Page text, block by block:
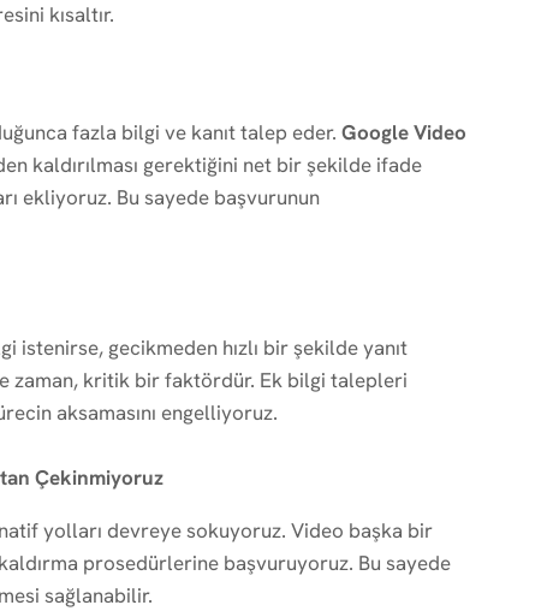
kısaltır.
fazla bilgi ve kanıt talep eder. Google Video
kaldırılması gerektiğini net bir şekilde ifade
ekliyoruz. Bu sayede başvurunun
istenirse, gecikmeden hızlı bir şekilde yanıt
zaman, kritik bir faktördür. Ek bilgi talepleri
aksamasını engelliyoruz.
Çekinmiyoruz
yolları devreye sokuyoruz. Video başka bir
prosedürlerine başvuruyoruz. Bu sayede
sağlanabilir.